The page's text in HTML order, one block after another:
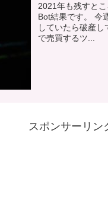
2021年も残すと
Bot結果です。 今
していたら破産
で売買するツ...
スポンサーリン